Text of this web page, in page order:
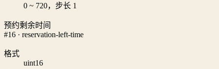
0 ~ 720，步长 1
预约剩余时间
#16 · reservation-left-time
格式
uint16